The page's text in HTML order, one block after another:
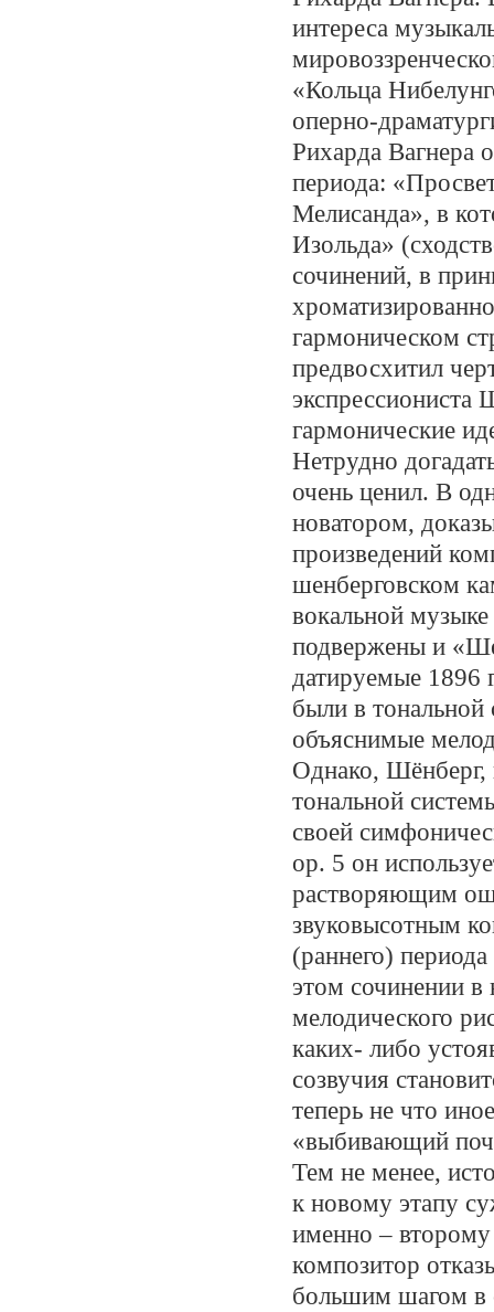
интереса
«Кольца
оперно-
Рихарда Вагнера
периода:
Мелисанда», в
Изольда»
сочинений, в
гармоническом
предвосхитил
экспрессиониста
гармонические
Нетрудно
очень ценил. В
новатором,
произведений
шенберговском
вокальной
подвержены и
датируемые 1896
были в
объяснимые
Однако, Шёнберг,
тональной
своей
op. 5 он
растворяющим
звуковысотным
(раннего)
этом сочинении
мелодического
каких- либо
созвучия
теперь не что
«выбивающий
Тем не менее,
к новому этапу
именно –
композитор
большим шагом в